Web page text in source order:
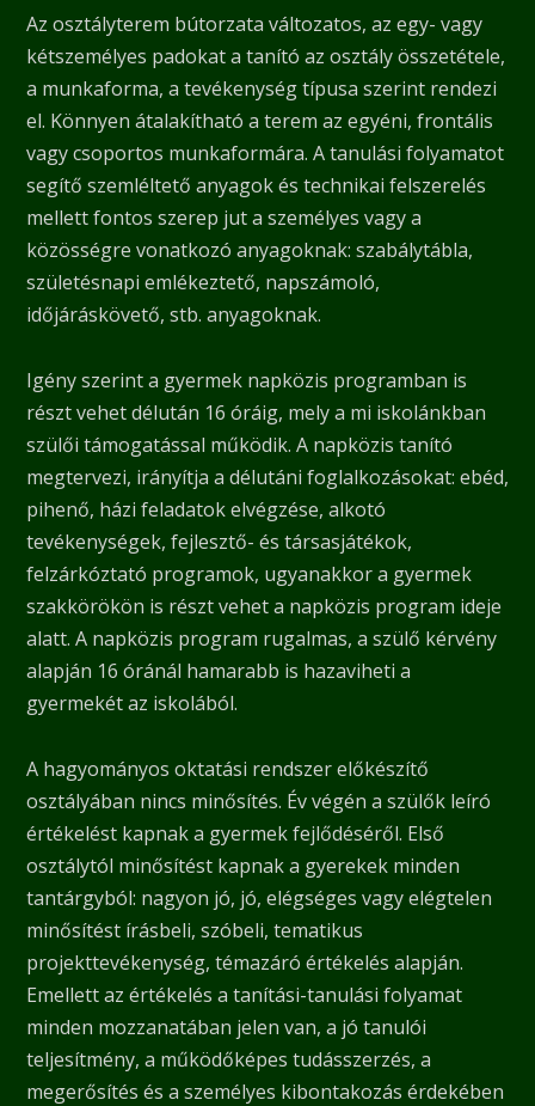
Az osztályterem bútorzata változatos, az egy- vagy
kétszemélyes padokat a tanító az osztály összetétele,
a munkaforma, a tevékenység típusa szerint rendezi
el. Könnyen átalakítható a terem az egyéni, frontális
vagy csoportos munkaformára. A tanulási folyamatot
segítő szemléltető anyagok és technikai felszerelés
mellett fontos szerep jut a személyes vagy a
közösségre vonatkozó anyagoknak: szabálytábla,
születésnapi emlékeztető, napszámoló,
időjáráskövető, stb. anyagoknak.
Igény szerint a gyermek napközis programban is
részt vehet délután 16 óráig, mely a mi iskolánkban
szülői támogatással működik. A napközis tanító
megtervezi, irányítja a délutáni foglalkozásokat: ebéd,
pihenő, házi feladatok elvégzése, alkotó
tevékenységek, fejlesztő- és társasjátékok,
felzárkóztató programok, ugyanakkor a gyermek
szakkörökön is részt vehet a napközis program ideje
alatt. A napközis program rugalmas, a szülő kérvény
alapján 16 óránál hamarabb is hazaviheti a
gyermekét az iskolából.
A hagyományos oktatási rendszer előkészítő
osztályában nincs minősítés. Év végén a szülők leíró
értékelést kapnak a gyermek fejlődéséről. Első
osztálytól minősítést kapnak a gyerekek minden
tantárgyból: nagyon jó, jó, elégséges vagy elégtelen
minősítést írásbeli, szóbeli, tematikus
projekttevékenység, témazáró értékelés alapján.
Emellett az értékelés a tanítási-tanulási folyamat
minden mozzanatában jelen van, a jó tanulói
teljesítmény, a működőképes tudásszerzés, a
megerősítés és a személyes kibontakozás érdekében